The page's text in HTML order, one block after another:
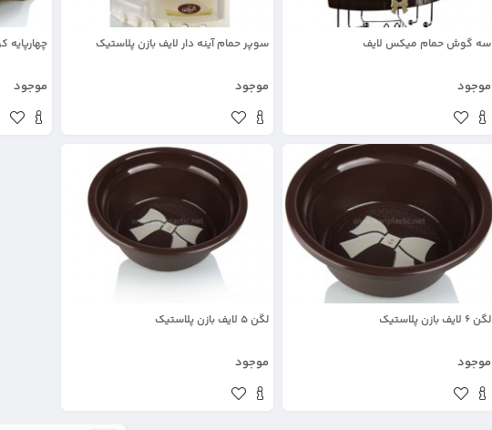
سه گوش حمام میکس لایف
موجود
سوپر حمام آینه دار لایف بازن پلاستیک
موجود
چهارپایه
موجود
لگن 6 لایف بازن پلاستیک
موجود
لگن 5 لایف بازن پلاستیک
موجود